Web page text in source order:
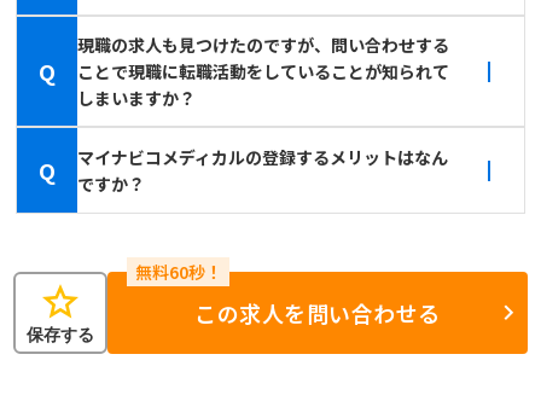
Q
現職の求人も見つけたのですが、問い合わせする
ことで現職に転職活動をしていることが知られて
しまいますか？
Q
マイナビコメディカルの登録するメリットはなん
ですか？
star
保存する
この求人を問い合わせる